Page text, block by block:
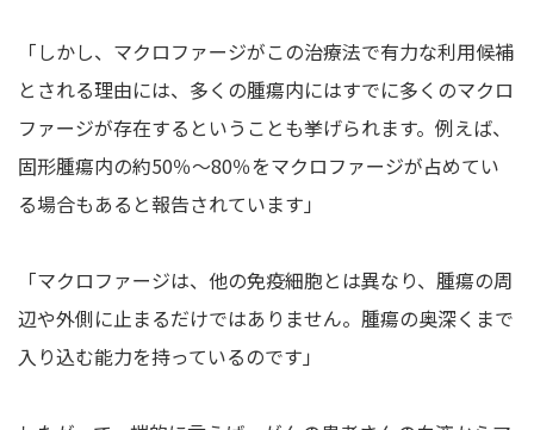
「しかし、マクロファージがこの治療法で有力な利用候補
とされる理由には、多くの腫瘍内にはすでに多くのマクロ
ファージが存在するということも挙げられます。例えば、
固形腫瘍内の約50％～80％をマクロファージが占めてい
る場合もあると報告されています」
「マクロファージは、他の免疫細胞とは異なり、腫瘍の周
辺や外側に止まるだけではありません。腫瘍の奥深くまで
入り込む能力を持っているのです」